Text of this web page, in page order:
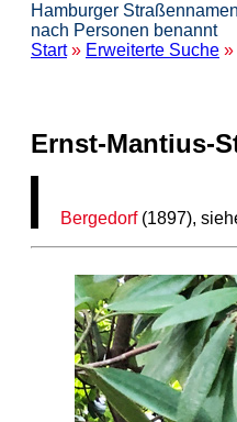
Hamburger
nach Personen benannt
Start» Erweiterte Suche »
Ernst-Mantius-
Bergedorf(1897),